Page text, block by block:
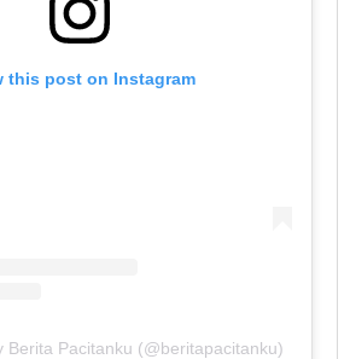
this post on Instagram
Berita Pacitanku (@beritapacitanku)